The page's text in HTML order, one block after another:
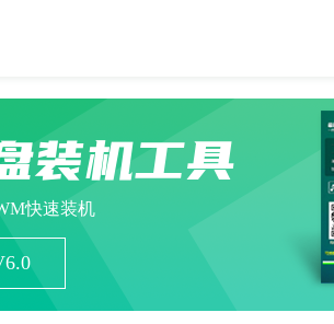
装机工具
快速装机